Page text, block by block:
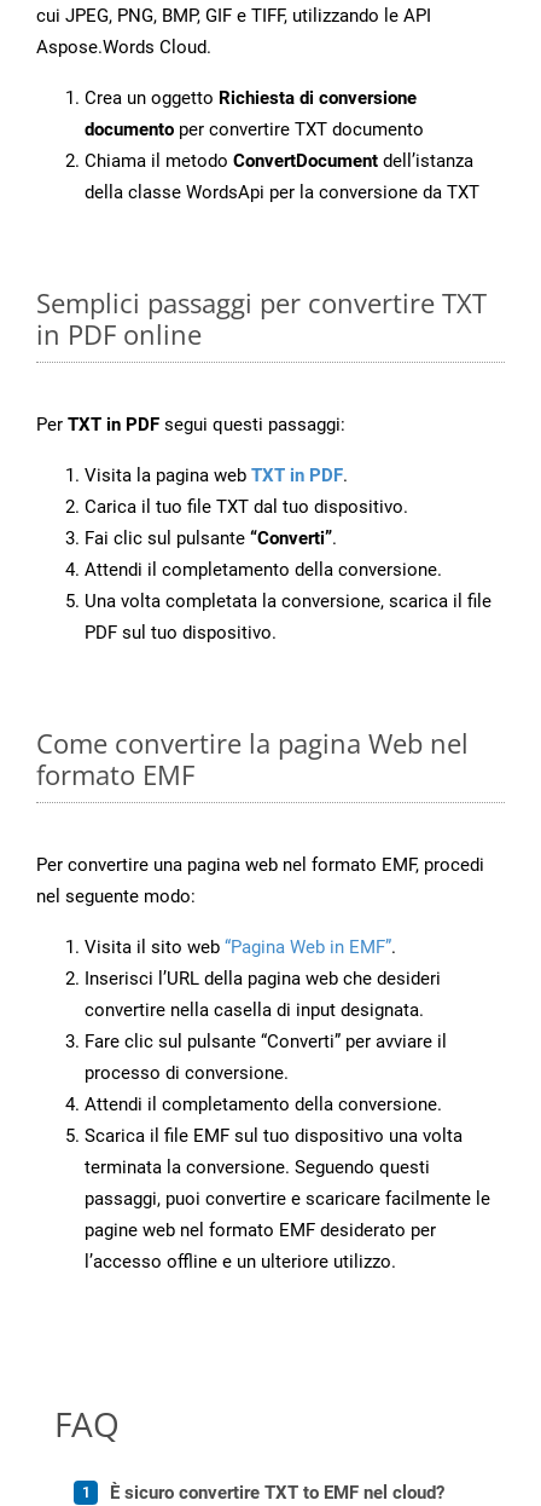
cui JPEG, PNG, BMP, GIF e TIFF, utilizzando le API
Aspose.Words Cloud.
Crea un oggetto Richiesta di conversione
documento per convertire TXT documento
Chiama il metodo ConvertDocument dell’istanza
della classe WordsApi per la conversione da TXT
Semplici passaggi per convertire TXT
in PDF online
Per TXT in PDF segui questi passaggi:
Visita la pagina web TXT in PDF.
Carica il tuo file TXT dal tuo dispositivo.
Fai clic sul pulsante “Converti”.
Attendi il completamento della conversione.
Una volta completata la conversione, scarica il file
PDF sul tuo dispositivo.
Come convertire la pagina Web nel
formato EMF
Per convertire una pagina web nel formato EMF, procedi
nel seguente modo:
Visita il sito web “Pagina Web in EMF”.
Inserisci l’URL della pagina web che desideri
convertire nella casella di input designata.
Fare clic sul pulsante “Converti” per avviare il
processo di conversione.
Attendi il completamento della conversione.
Scarica il file EMF sul tuo dispositivo una volta
terminata la conversione. Seguendo questi
passaggi, puoi convertire e scaricare facilmente le
pagine web nel formato EMF desiderato per
l’accesso offline e un ulteriore utilizzo.
FAQ
È sicuro convertire TXT to EMF nel cloud?